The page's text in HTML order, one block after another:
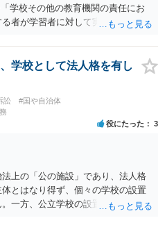
学校その他の教育機関の責任にお
者が学習者に対して実施する教育
、部活動、課外補習授業等を、該
ティア活動・保護者会・ＰＴＡ活動
に当てはめますと、 ①主体である学
項上「専ら学校図書館の職務に従
指針にいう「教育を担任する者」
別活動・学校行事等ではなく、図
程」要件を満たさず、３５条によ
。 ただし、繰り返しになります
裁判沙汰になることが現実的には
重なる可能性がきわめて低く、ど
法の判断が下されることがないも
学校として法人格を有し
訟
#国や自治体
役にたった 3
上の「公の施設」であり、法人格
とはなり得ず、個々の学校の設置
一方、公立学校の設置者である地